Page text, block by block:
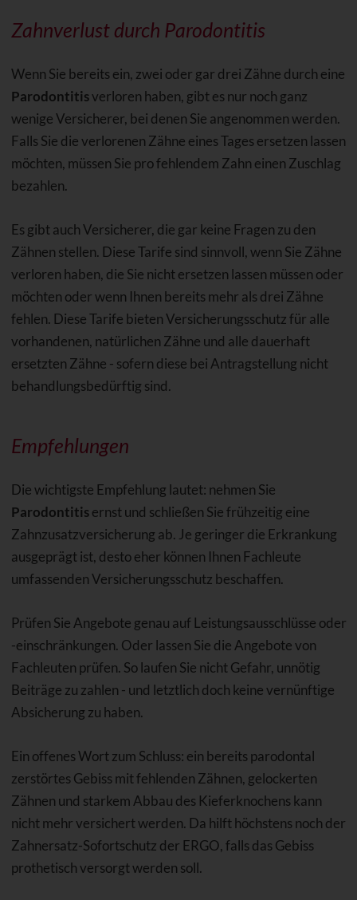
Zahnverlust durch Parodontitis
Wenn Sie bereits ein, zwei oder gar drei Zähne durch eine
Parodontitisverloren haben, gibt es nur noch ganz
wenige Versicherer, bei denen Sie angenommen werden.
Falls Sie die verlorenen Zähne eines Tages ersetzen lassen
möchten, müssen Sie pro fehlendem Zahn einen Zuschlag
bezahlen.
Es gibt auch Versicherer, die gar keine Fragen zu den
Zähnen stellen. Diese Tarife sind sinnvoll, wenn Sie Zähne
verloren haben, die Sie nicht ersetzen lassen müssen oder
möchten oder wenn Ihnen bereits mehr als drei Zähne
fehlen. Diese Tarife bieten Versicherungsschutz für alle
vorhandenen, natürlichen Zähne und alle dauerhaft
ersetzten Zähne - sofern diese bei Antragstellung nicht
behandlungsbedürftig sind.
Empfehlungen
Die wichtigste Empfehlung lautet: nehmen Sie
Parodontitisernst und schließen Sie frühzeitig eine
Zahnzusatzversicherung ab. Je geringer die Erkrankung
ausgeprägt ist, desto eher können Ihnen Fachleute
umfassenden Versicherungsschutz beschaffen.
Prüfen Sie Angebote genau auf Leistungsausschlüsse oder
-einschränkungen. Oder lassen Sie die Angebote von
Fachleuten prüfen. So laufen Sie nicht Gefahr, unnötig
Beiträge zu zahlen - und letztlich doch keine vernünftige
Absicherung zu haben.
Ein offenes Wort zum Schluss: ein bereits parodontal
zerstörtes Gebiss mit fehlenden Zähnen, gelockerten
Zähnen und starkem Abbau des Kieferknochens kann
nicht mehr versichert werden. Da hilft höchstens noch der
Zahnersatz-Sofortschutz der ERGO, falls das Gebiss
prothetisch versorgt werden soll.